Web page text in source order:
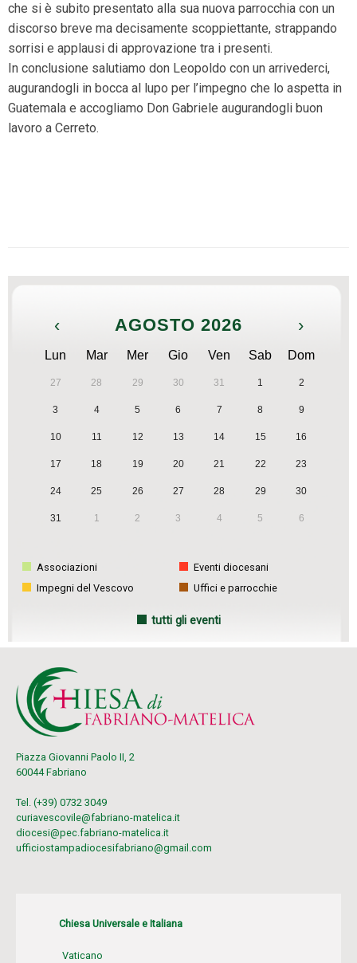
che si è subito presentato alla sua nuova parrocchia con un
discorso breve ma decisamente scoppiettante, strappando
sorrisi e applausi di approvazione tra i presenti.
In conclusione salutiamo don Leopoldo con un arrivederci,
augurandogli in bocca al lupo per l’impegno che lo aspetta in
Guatemala e accogliamo Don Gabriele augurandogli buon
lavoro a Cerreto.
‹ AGOSTO 2026 ›
Lun Mar Mer Gio Ven Sab Dom
27 28 29 30 31 1 2
3 4 5 6 7 8 9
10 11 12 13 14 15 16
17 18 19 20 21 22 23
24 25 26 27 28 29 30
31 1 2 3 4 5 6
Associazioni
Eventi diocesani
Impegni del Vescovo
Uffici e parrocchie
tutti gli eventi
Piazza Giovanni Paolo II, 2
60044 Fabriano
Tel. (+39) 0732 3049
curiavescovile@fabriano-matelica.it
diocesi@pec.fabriano-matelica.it
ufficiostampadiocesifabriano@gmail.com
Chiesa Universale e Italiana
Vaticano